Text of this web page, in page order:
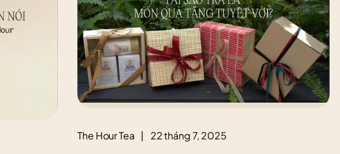
The Hour Tea | 22 tháng 7, 2025